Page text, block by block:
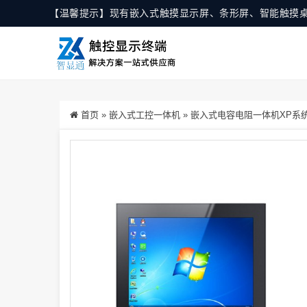
【温馨提示】现有嵌入式触摸显示屏、条形屏、智能触
首页 » 嵌入式工控一体机 » 嵌入式电容电阻一体机XP系